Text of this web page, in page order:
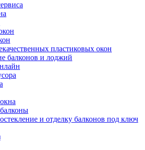
пластиковых окон
балконов и лоджий
и отделку балконов под ключ